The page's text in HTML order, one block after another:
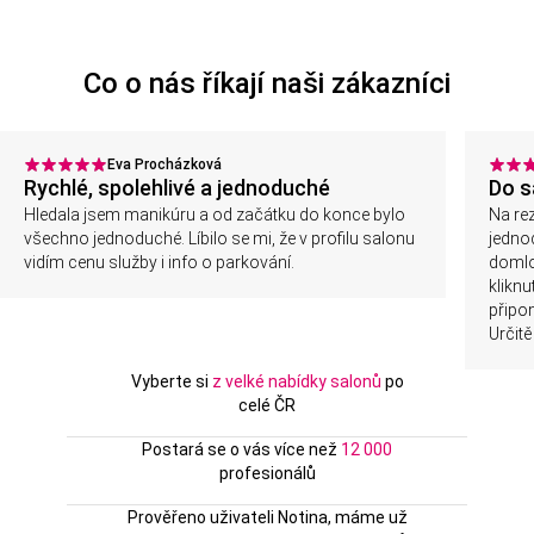
Co o nás říkají naši zákazníci
Eva Procházková
Rychlé, spolehlivé a jednoduché
Hledala jsem manikúru a od začátku do konce bylo
všechno jednoduché. Líbilo se mi, že v profilu salonu
vidím cenu služby i info o parkování.
Do
Na
Vyberte si z velké nabídky salonů po
celé ČR
Postará se o vás více než 12 000
profesionálů
Prověřeno uživateli Notina, máme už